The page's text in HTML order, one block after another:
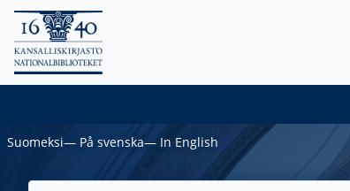
Suomeksi― På svenska― In English